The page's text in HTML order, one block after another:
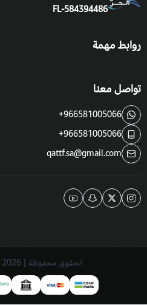
FL-584394486
روابط مهمة
تواصل معنا
+966581005066
+966581005066
qattf.sa@gmail.com
الحقوق محفوظة | 2026